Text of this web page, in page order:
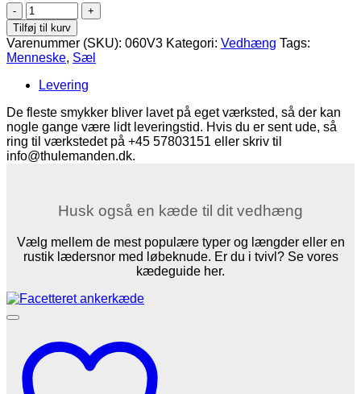
Arnaq
/
kvinde
med
sæl
(8k
guld)
antal
Tilføj til kurv
Varenummer (SKU): 060V3 Kategori: Vedhæng Tags:
Menneske, Sæl
Levering
De fleste smykker bliver lavet på eget værksted, så der kan
nogle gange være lidt leveringstid. Hvis du er sent ude, så
ring til værkstedet på +45 57803151 eller skriv til
info@thulemanden.dk.
Husk også en kæde til dit vedhæng
Vælg mellem de mest populære typer og længder eller en
rustik lædersnor med løbeknude. Er du i tvivl? Se vores
kædeguide her.